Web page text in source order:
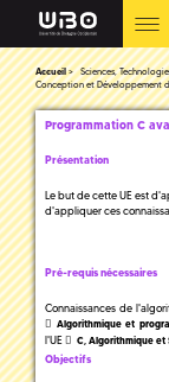
Accueil Sciences,
Conception et Développement
Programmation C
Présentation
Le but de cette UE est
d'appliquer ces
Pré-requis nécessaires
Connaissances de
Algorithmique et
l'UE
C, Algorithmique et
Objectifs